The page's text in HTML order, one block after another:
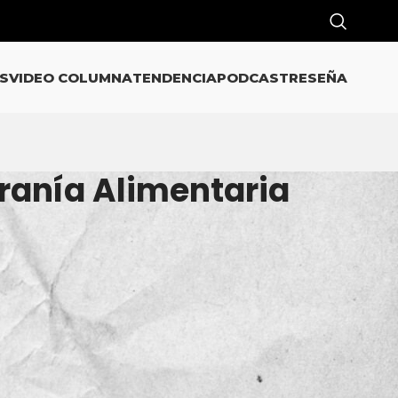
VIDEO COLUMNATENDENCIAPODCASTRESEÑA
Alimentaria